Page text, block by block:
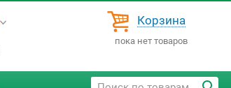
Корзина
пока нет товаров